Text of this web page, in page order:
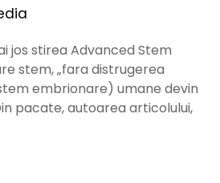
jos stirea Advanced Stem
stem, „fara distrugerea
embrionare) umane devin
pacate, autoarea articolului,